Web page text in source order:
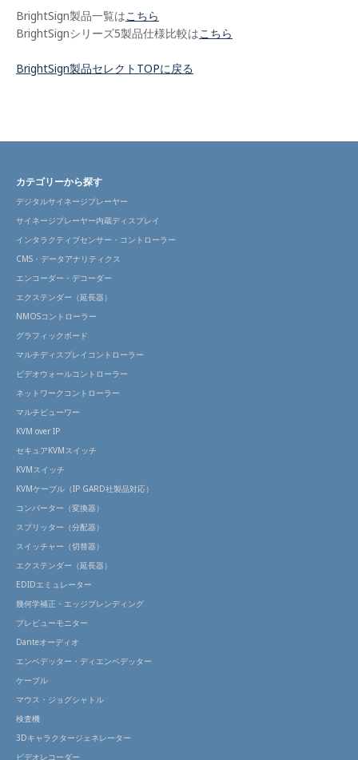
BrightSign製品一覧はこちら
BrightSignシリーズ5製品仕様比較はこちら
BrightSign製品セレクトTOPに戻る
カテゴリーから探す
デジタルサイネージプレーヤー
サイネージプレーヤー内蔵ディスプレイ
インタラクティブセンサー・コントローラー
CMS・データアナリティクス
エンコーダー・デコーダー
エクステンダー（延長器）
NMOSコントローラー
グラフィックボード
マルチディスプレイコントローラー
ビデオウォールコントローラー
ネットワークコントローラー
マルチビューワー
KVM over IP
セキュアKVMスイッチ
KVMスイッチ
KVMケーブル（IP GARD社製品対応）
コンバーター（変換器）
スプリッター（分配器）
スイッチャー（切替器）
エクステンダー（延長器）
EDIDエミュレーター
幾何学補正・エッジブレンディング
プレビューモニター
Danteオーディオ
エンベデッター・ディエンベデッター
ケーブル
マウス・ジョグシャトル
検査機
3Dキャラクタージェネレーター
ビデオレコーダー